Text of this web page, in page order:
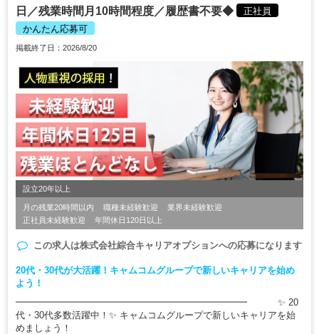
日／残業時間月10時間程度／履歴書不要◆
正社員
かんたん応募可
掲載終了日：2026/8/20
設立20年以上
月の残業20時間以内 職種未経験歓迎
業界未経験歓迎
正社員未経験歓迎
年間休日120日以上
この求人は株式会社綜合キャリアオプションへの応募になります
20代・30代が大活躍！キャムコムグループで新しいキャリアを始め
よう！
━━━━━━━━━━━━━━━━━━━━━━━━━ ✨ 20
代・30代多数活躍中！✨ キャムコムグループで新しいキャリアを始
めましょう！